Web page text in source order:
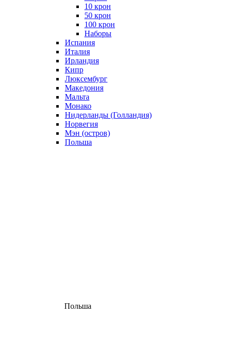
10 крон
50 крон
100 крон
Наборы
Испания
Италия
Ирландия
Кипр
Люксембург
Македония
Мальта
Монако
Нидерланды (Голландия)
Норвегия
Мэн (остров)
Польша
Польша